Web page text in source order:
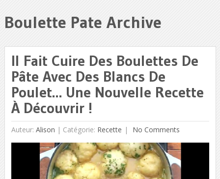
Boulette Pate Archive
Il Fait Cuire Des Boulettes De
Pâte Avec Des Blancs De
Poulet… Une Nouvelle Recette
À Découvrir !
Auteur: Alison | Catégorie: Recette No Comments